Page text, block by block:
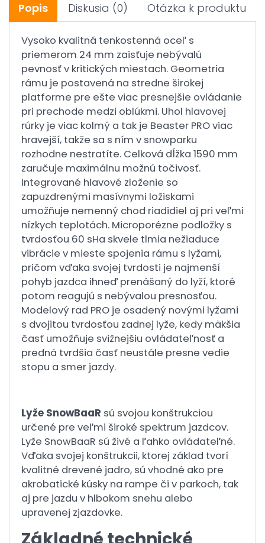
Popis Diskusia (0) Otázka k produktu
Vysoko kvalitná tenkostenná oceľ s
priemerom 24 mm zaisťuje nebývalú
pevnosť v kritických miestach. Geometria
rámu je postavená na stredne širokej
platforme pre ešte viac presnejšie ovládanie
pri prechode medzi oblúkmi. Uhol hlavovej
rúrky je viac kolmý a tak je Beaster PRO viac
hravejší, takže sa s ním v snowparku
rozhodne nestratíte. Celková dĺžka 1590 mm
zaručuje maximálnu možnú točivosť.
Integrované hlavové zloženie so
zapuzdrenými masívnymi ložiskami
umožňuje nemenný chod riadidiel aj pri veľmi
nízkych teplotách. Microporézne podložky s
tvrdosťou 60 sHa skvele tlmia nežiaduce
vibrácie v mieste spojenia rámu s lyžami,
pričom vďaka svojej tvrdosti je najmenší
pohyb jazdca ihneď prenášaný do lyží, ktoré
potom reagujú s nebývalou presnosťou.
Modelový rad PRO je osadený novými lyžami
s dvojitou tvrdosťou zadnej lyže, kedy mäkšia
časť umožňuje svižnejšiu ovládateľnosť a
predná tvrdšia časť neustále presne vedie
stopu a smer jazdy.
Lyže SnowBaaR sú svojou konštrukciou
určené pre veľmi široké spektrum jazdcov.
Lyže SnowBaaR sú živé a ľahko ovládateľné.
Vďaka svojej konštrukcii, ktorej základ tvorí
kvalitné drevené jadro, sú vhodné ako pre
akrobatické kúsky na rampe či v parkoch, tak
aj pre jazdu v hlbokom snehu alebo
upravenej zjazdovke.